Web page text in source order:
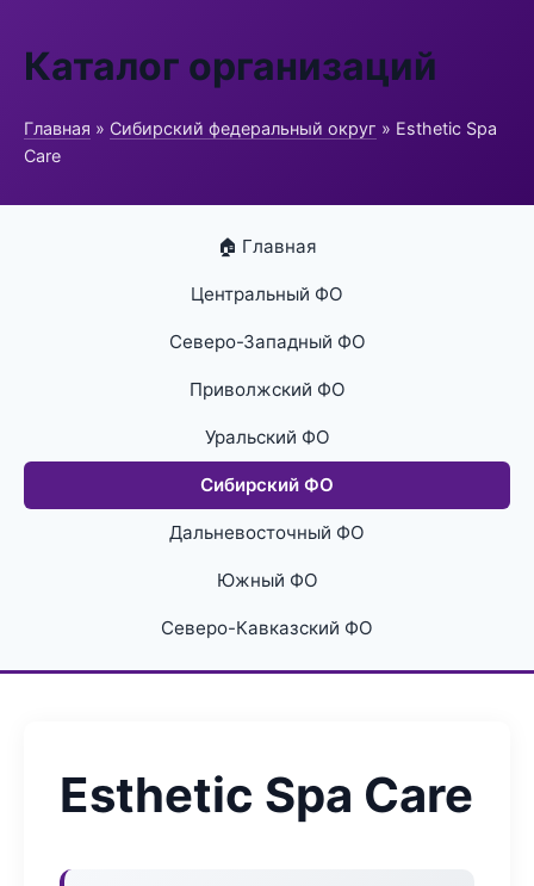
Каталог организаций
Главная » Сибирский федеральный округ » Esthetic Spa
Care
🏠 Главная
Центральный ФО
Северо-Западный ФО
Приволжский ФО
Уральский ФО
Сибирский ФО
Дальневосточный ФО
Южный ФО
Северо-Кавказский ФО
Esthetic Spa Care